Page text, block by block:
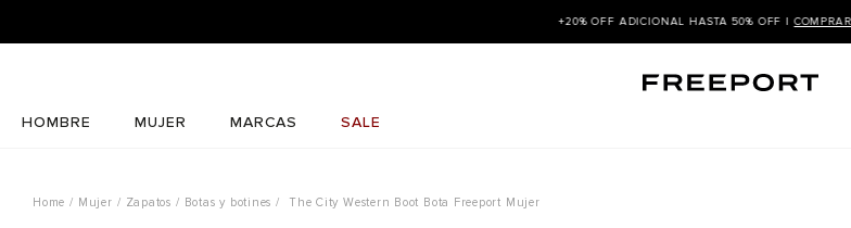
+20% OFF ADICIONAL HASTA 50% OFF |
HOMBRE MUJER MARCAS SALE
Mujer Zapatos Botas y botines The City Western Boot Bota Freeport Mujer